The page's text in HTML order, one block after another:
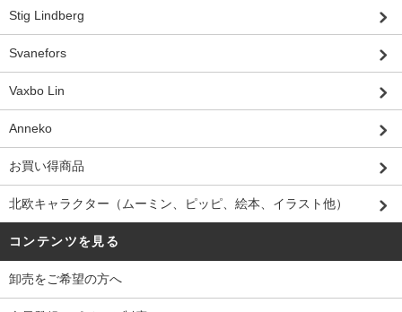
Stig Lindberg
Svanefors
Vaxbo Lin
Anneko
お買い得商品
北欧キャラクター（ムーミン、ピッピ、絵本、イラスト他）
コンテンツを見る
卸売をご希望の方へ